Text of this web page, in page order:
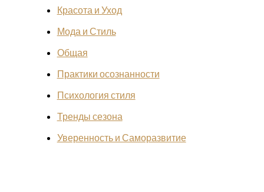
Красота и Уход
Мода и Стиль
Общая
Практики осознанности
Психология стиля
Тренды сезона
Уверенность и Саморазвитие